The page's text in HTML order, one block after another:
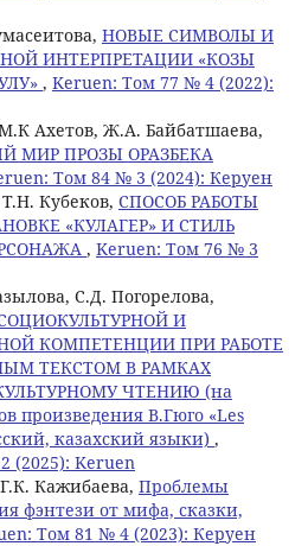
НОВЫЕ СИМВОЛЫ И
ИНТЕРПРЕТАЦИИ «КОЗЫ
, Keruen: Том 77 № 4 (2022):
Ахетов, Ж.А. Байбатшаева,
МИР ПРОЗЫ ОРАЗБЕКА
Том 84 № 3 (2024): Керуен
Кубеков, СПОСОБ РАБОТЫ
«КУЛАГЕР» И СТИЛЬ
, Keruen: Том 76 № 3
С.Д. Погорелова,
И
КОМПЕТЕНЦИИ ПРИ РАБОТЕ
ТЕКСТОМ В РАМКАХ
ЧТЕНИЮ (на
произведения В.Гюго «Les
казахский языки) ,
(2025): Keruen
Кажибаева, Проблемы
фэнтези от мифа, сказки,
Том 81 № 4 (2023): Керуен